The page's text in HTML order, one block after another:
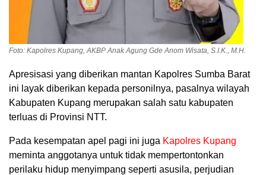
Foto: Kapolres Kupang, AKBP Anak Agung Gde Anom Wisata, S.I.K., M.H.
Apresisasi yang diberikan mantan Kapolres Sumba Barat
ini layak diberikan kepada personilnya, pasalnya wilayah
Kabupaten Kupang merupakan salah satu kabupaten
terluas di Provinsi NTT.
Pada kesempatan apel pagi ini juga Kapolres Kupang
meminta anggotanya untuk tidak mempertontonkan
perilaku hidup menyimpang seperti asusila, perjudian